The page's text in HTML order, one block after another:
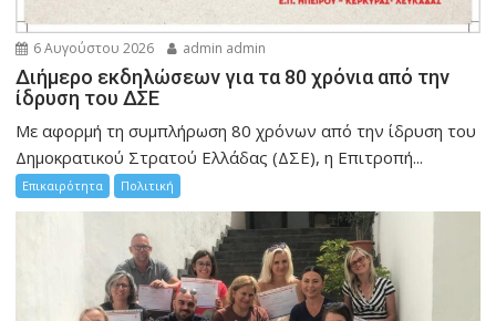
6 Αυγούστου 2026 admin admin
Διήμερο εκδηλώσεων για τα 80 χρόνια από την
ίδρυση του ΔΣΕ
Με αφορμή τη συμπλήρωση 80 χρόνων από την ίδρυση του
Δημοκρατικού Στρατού Ελλάδας (ΔΣΕ), η Επιτροπή...
Επικαιρότητα Πολιτική